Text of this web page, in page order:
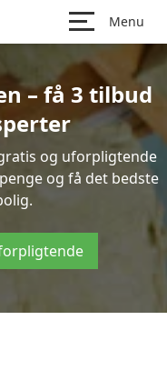
Menu
– få 3 tilbud
og uforpligtende
og få det bedste